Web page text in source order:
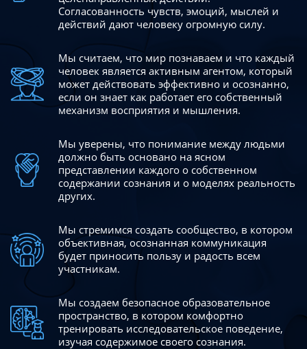
Согласованность чувств, эмоций, мыслей и
действий дают человеку огромную силу.
Мы считаем, что мир познаваем и что каждый
человек является активным агентом, который
может действовать эффективно и осознанно,
если он знает как работает его собственный
механизм восприятия и мышления.
Мы уверены, что понимание между людьми
должно быть основано на ясном
представлении каждого о собственном
содержании сознания и о моделях реальность
других.
Мы стремимся создать сообщество, в котором
объективная, осознанная коммуникация
будет приносить пользу и радость всем
участникам.
Мы создаем безопасное образовательное
пространство, в котором комфортно
тренировать исследовательское поведение,
изучая содержимое своего сознания.